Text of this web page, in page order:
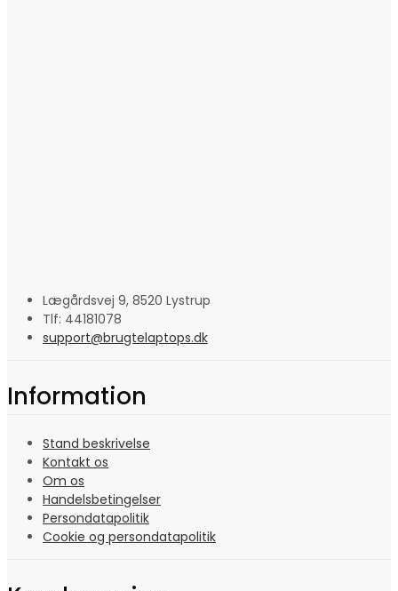
Lægårdsvej 9, 8520 Lystrup
Tlf: 44181078
support@brugtelaptops.dk
Information
Stand beskrivelse
Kontakt os
Om os
Handelsbetingelser
Persondatapolitik
Cookie og persondatapolitik